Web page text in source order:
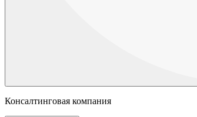
Консалтинговая компания